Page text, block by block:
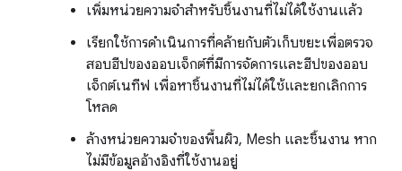
เพิ่มหน่วยความจำสำหรับชิ้นงานที่ไม่ได้ใช้งานแล้ว
เรียกใช้การดำเนินการที่คล้ายกับตัวเก็บขยะเพื่อตรวจ
สอบฮีปของออบเจ็กต์ที่มีการจัดการและฮีปของออบ
เจ็กต์เนทีฟ เพื่อหาชิ้นงานที่ไม่ได้ใช้และยกเลิกการ
โหลด
ล้างหน่วยความจำของพื้นผิว, Mesh และชิ้นงาน หาก
ไม่มีข้อมูลอ้างอิงที่ใช้งานอยู่